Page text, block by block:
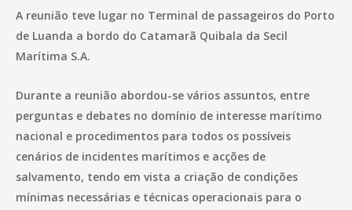
A reunião teve lugar no Terminal de passageiros do Porto
de Luanda a bordo do Catamarã Quibala da Secil
Marítima S.A.
Durante a reunião abordou-se vários assuntos, entre
perguntas e debates no domínio de interesse marítimo
nacional e procedimentos para todos os possíveis
cenários de incidentes marítimos e acções de
salvamento, tendo em vista a criação de condições
mínimas necessárias e técnicas operacionais para o